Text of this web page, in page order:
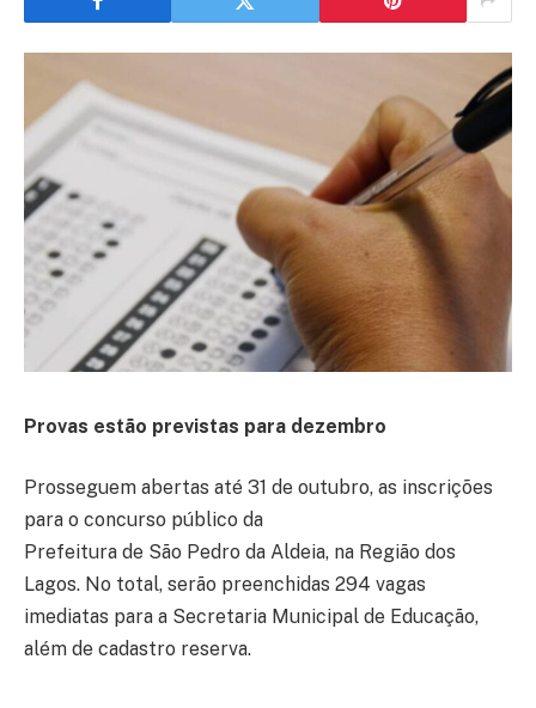
Provas estão previstas para dezembro
Prosseguem abertas até 31 de outubro, as inscrições
para o concurso público da
Prefeitura de São Pedro da Aldeia, na Região dos
Lagos. No total, serão preenchidas 294 vagas
imediatas para a Secretaria Municipal de Educação,
além de cadastro reserva.